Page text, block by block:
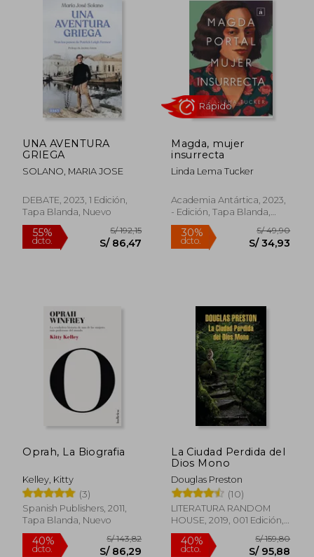
55%
dcto.
55%
dcto.
UNA AVENTURA
GRIEGA
SOLANO, MARIA JOSE
DEBATE, 2023, 1 Edición,
Tapa Blanda, Nuevo
Magda, mujer
insurrecta
Linda Lema Tucker
Academia Antártica, 2023,
- Edición, Tapa Blanda,
Nuevo
Rápido
Oprah, La Biografia
Kelley, Kitty
(3)
Spanish Publishers, 2011,
Tapa Blanda, Nuevo
La Ciudad Perdida del
Dios Mono
Douglas Preston
(10)
LITERATURA RANDOM
HOUSE, 2019, 001 Edición,
Tapa Blanda, Nuevo